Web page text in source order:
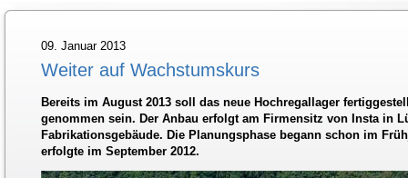
09. Januar 2013
Weiter auf Wachstumskurs
Bereits im August 2013 soll das neue Hochregallager
genommen sein. Der Anbau erfolgt am Firmensitz von Insta in
Fabrikationsgebäude. Die Planungsphase begann schon im
erfolgte im September 2012.